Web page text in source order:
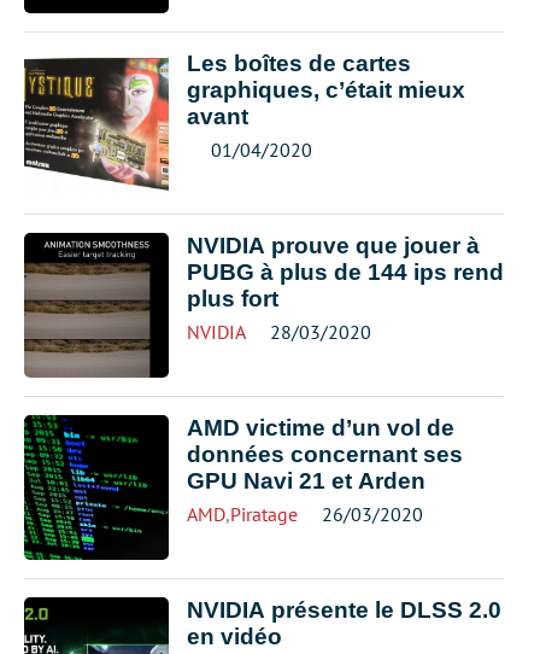
Les boîtes de cartes
graphiques, c’était mieux
avant
01/04/2020
NVIDIA prouve que jouer à
PUBG à plus de 144 ips rend
plus fort
NVIDIA 28/03/2020
AMD victime d’un vol de
données concernant ses
GPU Navi 21 et Arden
AMD,Piratage 26/03/2020
NVIDIA présente le DLSS 2.0
en vidéo